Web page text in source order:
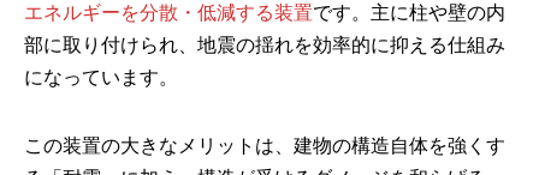
エネルギーを分散・低減する装置です。主に柱や壁の内
部に取り付けられ、地震の揺れを効率的に抑える仕組み
になっています。
この装置の大きなメリットは、建物の構造自体を強くす